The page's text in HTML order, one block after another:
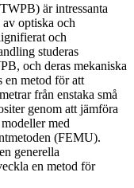
är intressanta
optiska och
och
studeras
och deras mekaniska
en metod för att
från enstaka små
genom att jämföra
med
(FEMU).
generella
en metod för